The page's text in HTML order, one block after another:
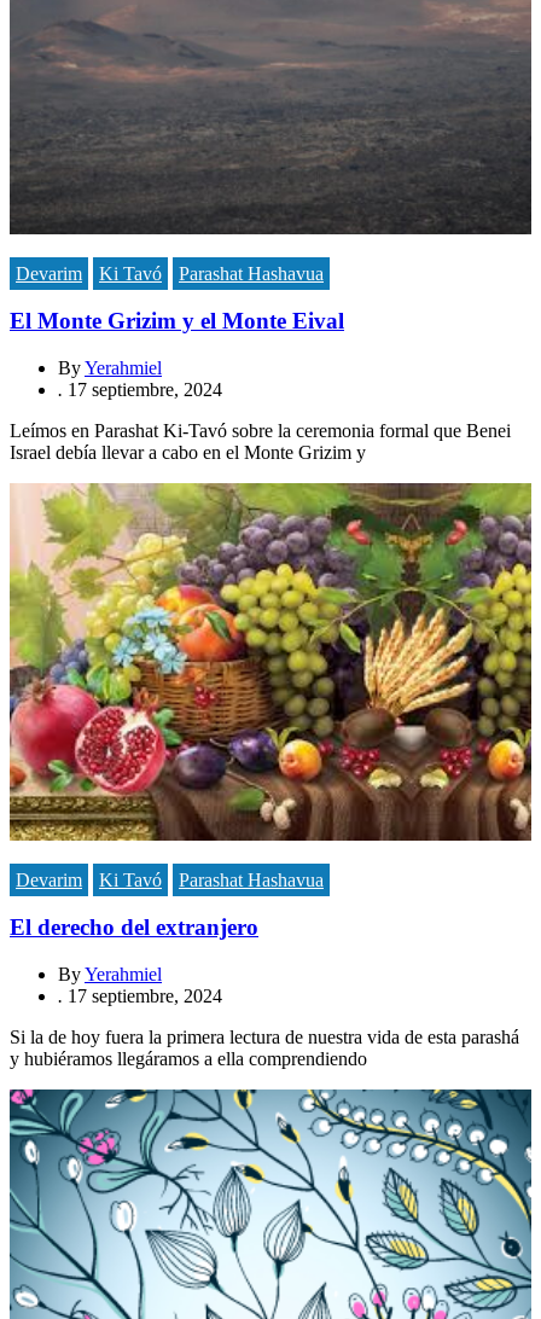
Devarim Ki Tavó Parashat Hashavua
El Monte Grizim y el Monte Eival
ByYerahmiel
. 17 septiembre, 2024
Leímos en Parashat Ki-Tavó sobre la ceremonia formal que Benei
Israel debía llevar a cabo en el Monte Grizim y
Devarim Ki Tavó Parashat Hashavua
El derecho del extranjero
ByYerahmiel
. 17 septiembre, 2024
Si la de hoy fuera la primera lectura de nuestra vida de esta parashá
y hubiéramos llegáramos a ella comprendiendo